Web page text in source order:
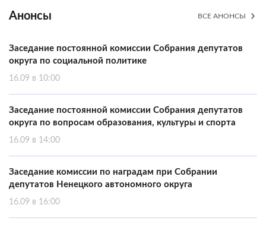
Анонсы ВСЕ АНОНСЫ
Заседание постоянной комиссии Собрания депутатов
округа по социальной политике
16.09 в 10:00
Заседание постоянной комиссии Собрания депутатов
округа по вопросам образования, культуры и спорта
16.09 в 14:00
Заседание комиссии по наградам при Собрании
депутатов Ненецкого автономного округа
16.09 в 16:00